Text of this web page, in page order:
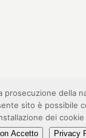
della
sito è possibile
dei
Accetto Privacy